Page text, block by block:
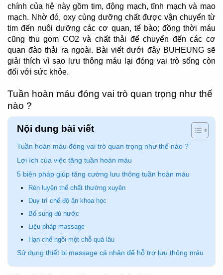
chính của hệ này gồm tim, động mạch, tĩnh mạch và mao
mạch. Nhờ đó, oxy cùng dưỡng chất được vận chuyển từ
tim đến nuôi dưỡng các cơ quan, tế bào; đồng thời máu
cũng thu gom CO2 và chất thải để chuyển đến các cơ
quan đào thải ra ngoài. Bài viết dưới đây BUHEUNG sẽ
giải thích vì sao lưu thông máu lại đóng vai trò sống còn
đối với sức khỏe.
Tuần hoàn máu đóng vai trò quan trọng như thế
nào ?
Nội dung bài viết
Tuần hoàn máu đóng vai trò quan trọng như thế nào ?
Lợi ích của việc tăng tuần hoàn máu
5 biện pháp giúp tăng cường lưu thông tuần hoàn máu
Rèn luyện thể chất thường xuyên
Duy trì chế độ ăn khoa học
Bổ sung đủ nước
Liệu pháp massage
Hạn chế ngồi một chỗ quá lâu
Sử dụng thiết bị massage cá nhân để hỗ trợ lưu thông máu